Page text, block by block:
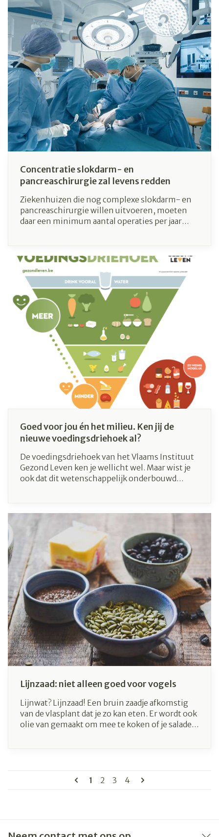
Concentratie slokdarm- en
pancreaschirurgie zal levens redden
Ziekenhuizen die nog complexe slokdarm- en
pancreaschirurgie willen uitvoeren, moeten
daar een minimum aantal operaties per jaar
feiten spreken voor zich: hoe meer expertise
een ziekenhuis heeft met de behandeling van
slokdarm- of pancreaskanker, hoe meer kans
een patiënt heeft op een succesvolle
behandeling", aldus minister De Block. "Met
deze maatregel zullen we levens redden."
Goed voor jou én het milieu. Ken jij de
nieuwe voedingsdriehoek al?
De voedingsdriehoek van het Vlaams Instituut
Gezond Leven ken je wellicht wel. Maar wist je
ook dat dit wetenschappelijk onderbouwd
gezondheid. Er was echter nood aan een
herziening om de voedingsdriehoek meer
hedendaags te maken. Zo ontstond in 2021 de
nieuwe voedingsdriehoek, die naast
gezondheid volledig in het teken staat van
milieuverantwoorde voeding. Eten moet niet
alleen gezond zijn voor jezelf, maar ook goed
voor onze planeet. Die twee zaken gaan
namelijk hand in hand.
Lijnzaad: niet alleen goed voor vogels
Lijnwat? Lijnzaad! Een bruin zaadje afkomstig
van de vlasplant dat je zo kan eten. Er wordt ook
olie van gemaakt om mee te koken of je salade
Pagina's
U lees momenteel pagina
1 Pagina
2 Pagina
3 Pagina
4